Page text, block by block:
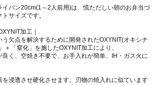
イパン20cm(1～2人前用)は、慌ただしい朝のお弁当づ
サイズです。
加工｜
欠点を解決するために開発されたOXYNIT(オキシナ
＋「窒化」を施したOXYNIT加工により、
く、空焼き不要で、お手入れが簡単、IH・ガス火に
浸透させ硬化させます。刃物の焼入れに似ています